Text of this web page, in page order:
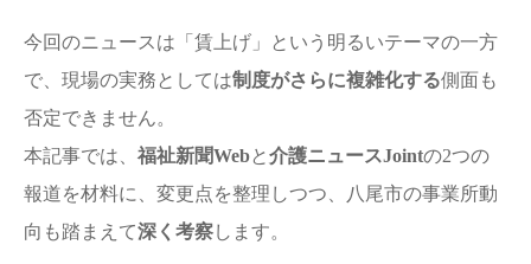
今回のニュースは「賃上げ」という明るいテーマの一方
で、現場の実務としては制度がさらに複雑化する側面も
否定できません。
本記事では、 福祉新聞Webと介護ニュースJointの2つの
報道を材料に、変更点を整理しつつ、八尾市の事業所動
向も踏まえて深く考察します。